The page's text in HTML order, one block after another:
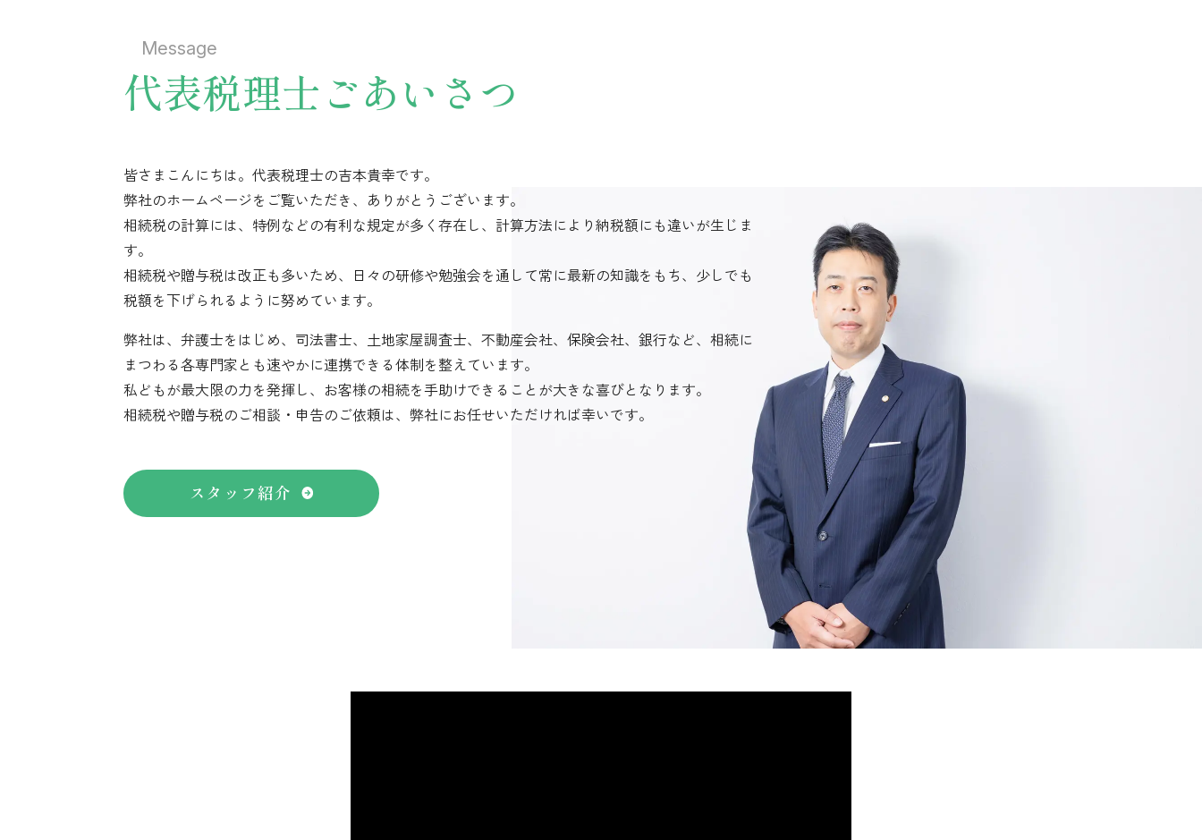
Message
代表税理士ごあいさつ
皆さまこんにちは。代表税理士の吉本貴幸です。
弊社のホームページをご覧いただき、ありがとうございます。
相続税の計算には、特例などの有利な規定が多く存在し、計算方法により納税額にも違いが生じま
す。
相続税や贈与税は改正も多いため、日々の研修や勉強会を通して常に最新の知識をもち、少しでも
税額を下げられるように努めています。
弊社は、弁護士をはじめ、司法書士、土地家屋調査士、不動産会社、保険会社、銀行など、相続に
まつわる各専門家とも速やかに連携できる体制を整えています。
私どもが最大限の力を発揮し、お客様の相続を手助けできることが大きな喜びとなります。
相続税や贈与税のご相談・申告のご依頼は、弊社にお任せいただければ幸いです。
スタッフ紹介